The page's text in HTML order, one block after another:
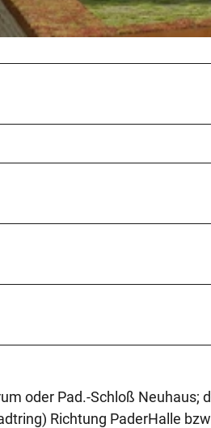
oder Pad.-Schloß Neuhaus;
Richtung PaderHalle